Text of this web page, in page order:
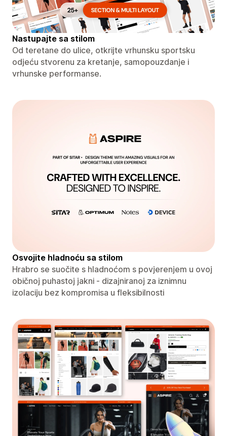
Nastupajte sa stilom
Od teretane do ulice, otkrijte vrhunsku sportsku
odjeću stvorenu za kretanje, samopouzdanje i
vrhunske performanse.
Osvojite hladnoću sa stilom
Hrabro se suočite s hladnoćom s povjerenjem u ovoj
običnoj puhastoj jakni - dizajniranoj za iznimnu
izolaciju bez kompromisa u fleksibilnosti